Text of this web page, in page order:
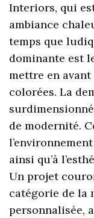
Interiors, qui
ambiance
temps que
dominante est
mettre en
colorées. La
de modernité.
ainsi qu’à
Un projet
catégorie de la
personnalisée,